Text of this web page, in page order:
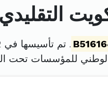
التقليدي
للمؤسسات تحت